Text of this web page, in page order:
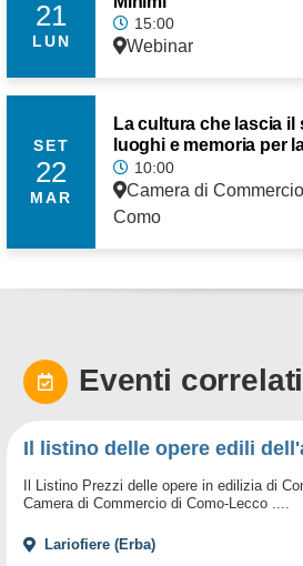
21
LUN
15:00
Webinar
SET
22
MAR
La cultura che lascia il
luoghi e memoria per
10:00
Camera di
Como
Eventi correlati
Il listino delle opere edili
Il Listino Prezzi delle opere in edilizia di
Camera di Commercio di Como-Lecco ....
Lariofiere (Erba)